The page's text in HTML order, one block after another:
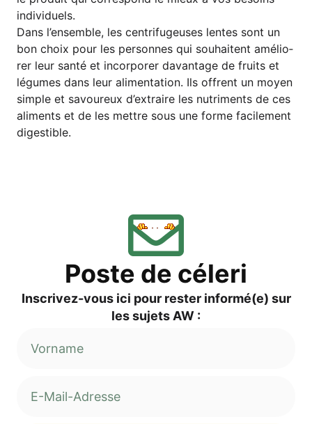
individuels.
Dans l’ensemble, les cen­tri­fu­geu­ses len­tes sont un
bon choix pour les per­son­nes qui sou­hai­tent amé­lio­
rer leur san­té et incor­po­rer davan­ta­ge de fruits et
légu­mes dans leur ali­men­ta­ti­on. Ils offrent un moy­en
simp­le et savou­reux d’extraire les nut­ri­ments de ces
ali­ments et de les mett­re sous une for­me faci­le­ment
digestible.
Pos­te de céleri
Inscri­vez-vous ici pour res­ter informé(e) sur
les sujets AW :